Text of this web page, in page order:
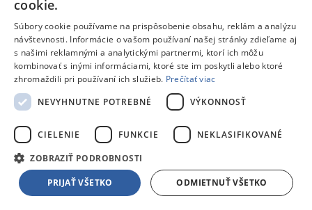
)
Ručné odmrazovanie mrazničky:
áno
15 )
FrostProtect:
áno
Počet šuplíkov v mrazničke:
Počet košov:
cookie.
Súbory cookie používame na prispôsobenie obsahu, reklám a analýzu
návštevnosti. Informácie o vašom používaní našej stránky zdieľame aj
s našimi reklamnými a analytickými partnermi, ktorí ich môžu
kombinovať s inými informáciami, ktoré ste im poskytli alebo ktoré
zhromaždili pri používaní ich služieb. Prečítať viac
NEVYHNUTNE POTREBNÉ
VÝKONNOSŤ
CIELENIE FUNKCIE NEKLASIFIKOVANÉ
ZOBRAZIŤ PODROBNOSTI
PRIJAŤ VŠETKO ODMIETNUŤ VŠETKO